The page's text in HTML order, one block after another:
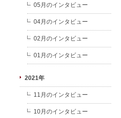
05月のインタビュー
04月のインタビュー
02月のインタビュー
01月のインタビュー
2021年
11月のインタビュー
10月のインタビュー